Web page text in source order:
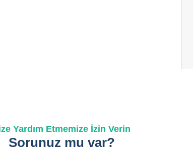
Yardım Etmemize İzin Verin
Sorunuz mu var?